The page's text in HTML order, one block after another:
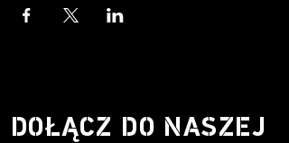
DOŁĄCZ DO NASZEJ